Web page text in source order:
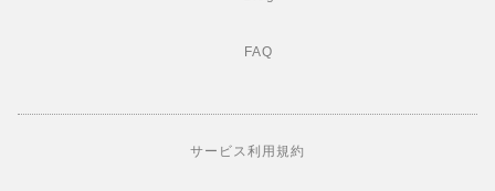
FAQ
サービス利用規約